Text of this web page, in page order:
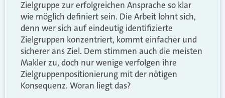
Zielgruppe zur erfolgreichen Ansprache so klar
wie möglich definiert sein. Die Arbeit lohnt sich,
denn wer sich auf eindeutig identifizierte
Zielgruppen konzentriert, kommt einfacher und
sicherer ans Ziel. Dem stimmen auch die meisten
Makler zu, doch nur wenige verfolgen ihre
Zielgruppenpositionierung mit der nötigen
Konsequenz. Woran liegt das?